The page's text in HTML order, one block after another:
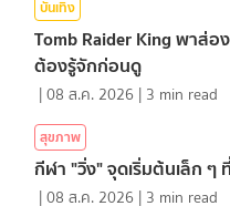
บันเทิง
Tomb Raider King พาส่อ
ต้องรู้จักก่อนดู
|08 ส.ค. 2026 | 3 min read
สุขภาพ
กีฬา "วิ่ง" จุดเริ่มต้นเล็ก ๆ
|08 ส.ค. 2026 | 3 min read